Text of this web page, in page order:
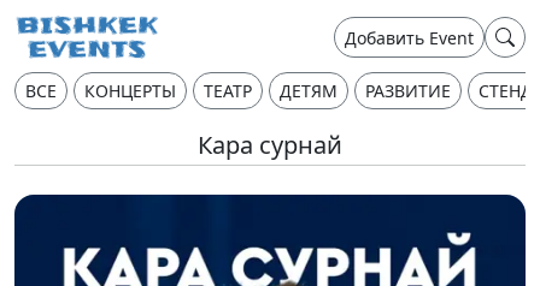
Добавить Event
ВСЕ КОНЦЕРТЫ ТЕАТР ДЕТЯМ РАЗВИТИЕ
Кара сурнай